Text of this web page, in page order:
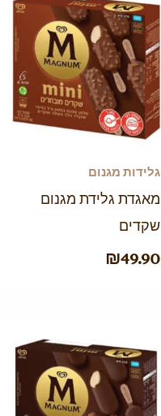
גלידות מגנום
מאגדת גלידת מגנום
שקדים
₪49.90